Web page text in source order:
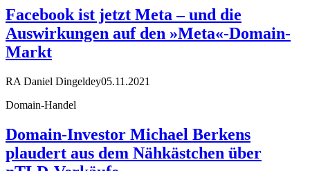
Facebook ist jetzt Meta – und die
Auswirkungen auf den »Meta«-Domain-
Markt
RA Daniel Dingeldey05.11.2021
Domain-Handel
Domain-Investor Michael Berkens
plaudert aus dem Nähkästchen über